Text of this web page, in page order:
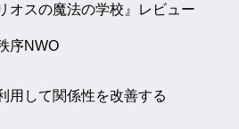
オスの魔法の学校』レビュー
序NWO
用して関係性を改善する